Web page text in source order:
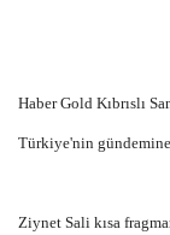
Haber Gold Kıbrıslı
Türkiye'nin
Ziynet Sali kısa